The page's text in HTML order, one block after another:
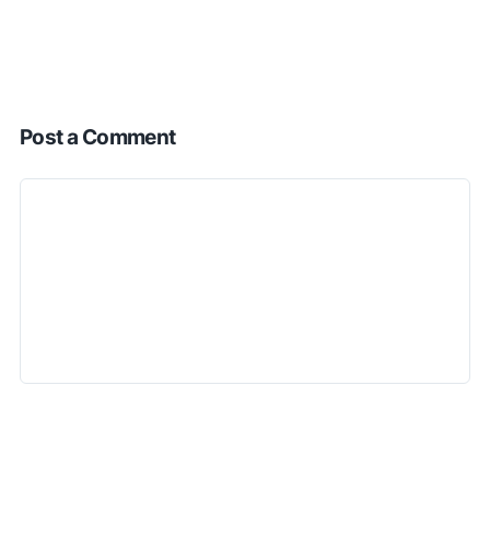
Post a Comment